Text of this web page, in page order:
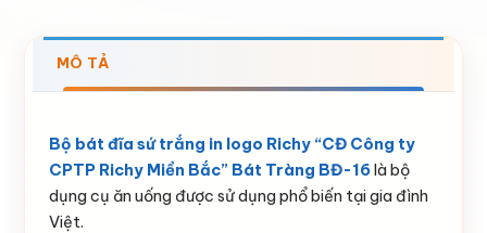
MÔ TẢ
Bộ bát đĩa sứ trắng in logo Richy “CĐ Công ty
CPTP Richy Miền Bắc” Bát Tràng BĐ-16là bộ
dụng cụ ăn uống được sử dụng phổ biến tại gia đình
Việt.